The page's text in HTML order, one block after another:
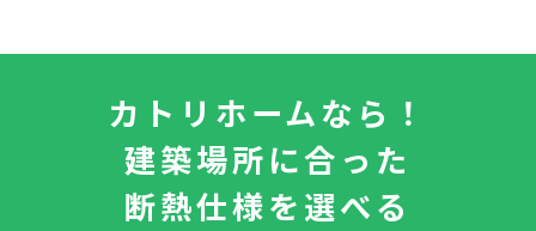
カトリホームなら！
建築場所に合った
断熱仕様を選べる